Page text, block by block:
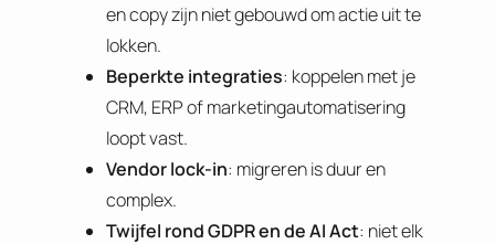
en copy zijn niet gebouwd om actie uit te
lokken.
Beperkte integraties: koppelen met je
CRM, ERP of marketingautomatisering
loopt vast.
Vendor lock-in: migreren is duur en
complex.
Twijfel rond GDPR en de AI Act: niet elk